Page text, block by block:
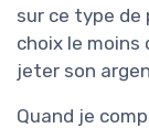
sur ce type de
choix le moins
jeter son
Quand je